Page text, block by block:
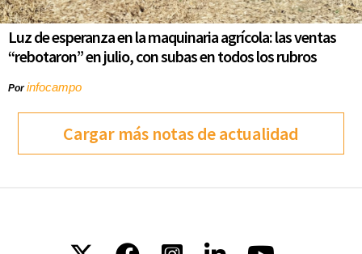
Luz de esperanza en la maquinaria agrícola: las ventas
“rebotaron” en julio, con subas en todos los rubros
Porinfocampo
Cargar más notas de actualidad